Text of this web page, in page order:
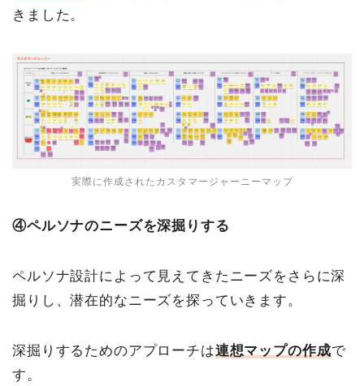
きました。
実際に作成されたカスタマージャーニーマップ
④ペルソナのニーズを深掘りする
ペルソナ設計によって見えてきたニーズをさらに深
掘りし、潜在的なニーズを探っていきます。
深掘りするためのアプローチは連想マップの作成で
す。